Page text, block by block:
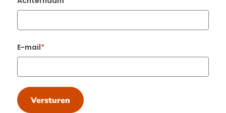
E-mail
Versturen